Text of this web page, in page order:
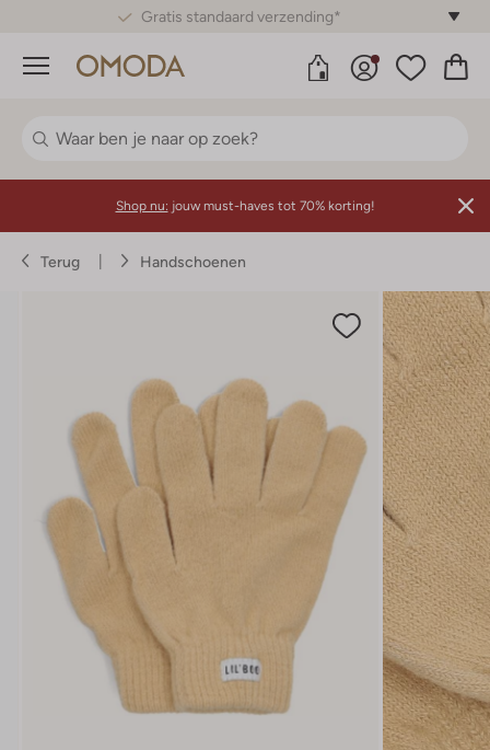
Gratis standaard verzending*
Menu
Shop nu: jouw must-haves tot 70% korting!
Terug Handschoenen